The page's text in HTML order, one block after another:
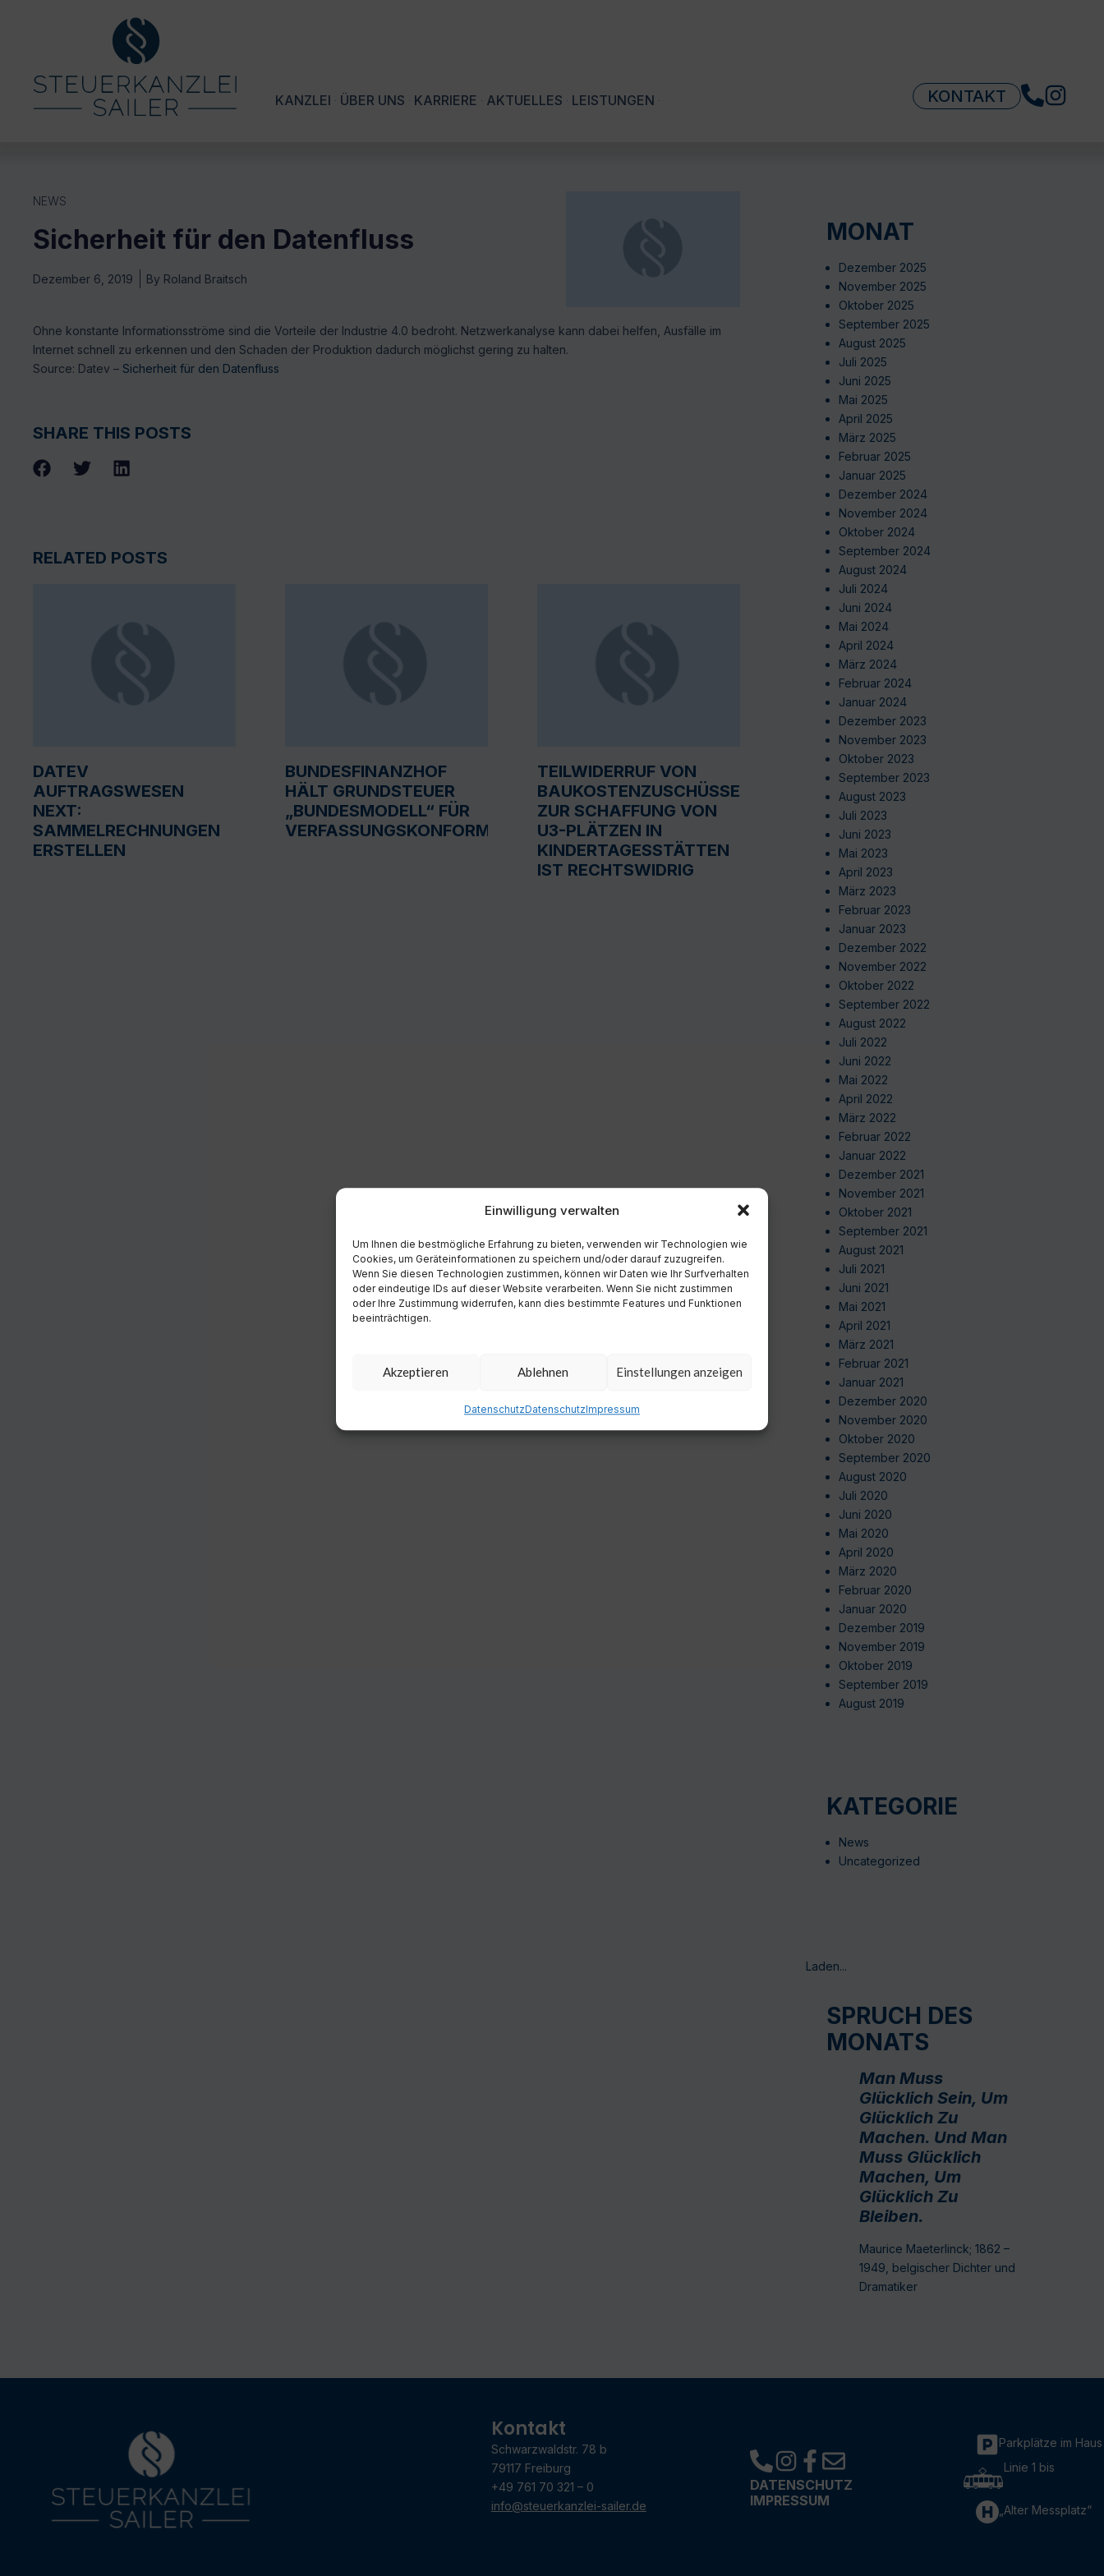
Einwilligung verwalten
Um Ihnen die bestmögliche Erfahrung zu bieten, verwenden wir Technologien wie
Cookies, um Geräteinformationen zu speichern und/oder darauf zuzugreifen.
Wenn Sie diesen Technologien zustimmen, können wir Daten wie Ihr Surfverhalten
oder eindeutige IDs auf dieser Website verarbeiten. Wenn Sie nicht zustimmen
oder Ihre Zustimmung widerrufen, kann dies bestimmte Features und Funktionen
beeinträchtigen.
Akzeptieren Ablehnen Einstellungen anzeigen
DatenschutzDatenschutzImpressum
KANZLEI ÜBER UNS KARRIERE AKTUELLES LEISTUNGEN KONTAKT
NEWS
Sicherheit für den Datenfluss
Dezember 6, 2019 By Roland Braitsch
Ohne konstante Informationsströme sind die Vorteile der Industrie 4.0 bedroht. Netzwerkanalyse kann dabei helfen, Ausfälle im
Internet schnell zu erkennen und den Schaden der Produktion dadurch möglichst gering zu halten.
Source: Datev – Sicherheit für den Datenfluss
SHARE THIS POSTS
RELATED POSTS
DATEV
AUFTRAGSWESEN
NEXT:
SAMMELRECHNUNGEN
ERSTELLEN
BUNDESFINANZHOF
HÄLT GRUNDSTEUER
„BUNDESMODELL“ FÜR
VERFASSUNGSKONFORM
TEILWIDERRUF VON
BAUKOSTENZUSCHÜSSEN
ZUR SCHAFFUNG VON
U3-PLÄTZEN IN
KINDERTAGESSTÄTTEN
IST RECHTSWIDRIG
MONAT
Dezember 2025
November 2025
Oktober 2025
September 2025
August 2025
Juli 2025
Juni 2025
Mai 2025
April 2025
März 2025
Februar 2025
Januar 2025
Dezember 2024
November 2024
Oktober 2024
September 2024
August 2024
Juli 2024
Juni 2024
Mai 2024
April 2024
März 2024
Februar 2024
Januar 2024
Dezember 2023
November 2023
Oktober 2023
September 2023
August 2023
Juli 2023
Juni 2023
Mai 2023
April 2023
März 2023
Februar 2023
Januar 2023
Dezember 2022
November 2022
Oktober 2022
September 2022
August 2022
Juli 2022
Juni 2022
Mai 2022
April 2022
März 2022
Februar 2022
Januar 2022
Dezember 2021
November 2021
Oktober 2021
September 2021
August 2021
Juli 2021
Juni 2021
Mai 2021
April 2021
März 2021
Februar 2021
Januar 2021
Dezember 2020
November 2020
Oktober 2020
September 2020
August 2020
Juli 2020
Juni 2020
Mai 2020
April 2020
März 2020
Februar 2020
Januar 2020
Dezember 2019
November 2019
Oktober 2019
September 2019
August 2019
KATEGORIE
News
Uncategorized
Laden...
SPRUCH DES
MONATS
Man Muss
Glücklich Sein, Um
Glücklich Zu
Machen. Und Man
Muss Glücklich
Machen, Um
Glücklich Zu
Bleiben.
Maurice Maeterlinck; 1862 –
1949, belgischer Dichter und
Dramatiker
Kontakt
Schwarzwaldstr. 78 b
79117 Freiburg
+49 761 70 321 – 0
info@steuerkanzlei-sailer.de
DATENSCHUTZ
IMPRESSUM
Parkplätze im Haus
Linie 1 bis
„Alter Messplatz“